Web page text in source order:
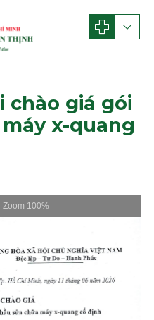
chào giá gói
x-quang
Zoom 100%